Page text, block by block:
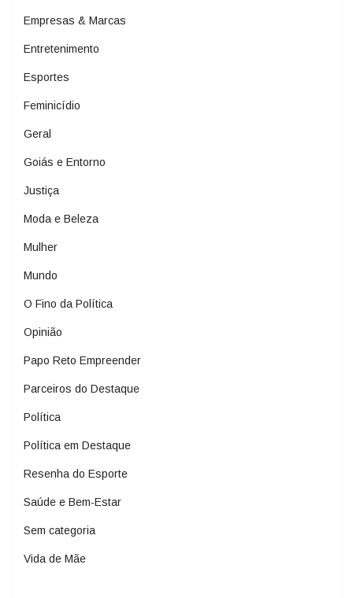
Empresas & Marcas
Entretenimento
Esportes
Feminicídio
Geral
Goiás e Entorno
Justiça
Moda e Beleza
Mulher
Mundo
O Fino da Política
Opinião
Papo Reto Empreender
Parceiros do Destaque
Política
Política em Destaque
Resenha do Esporte
Saúde e Bem-Estar
Sem categoria
Vida de Mãe